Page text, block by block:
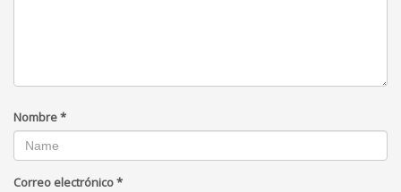
Nombre*
Correo electrónico*